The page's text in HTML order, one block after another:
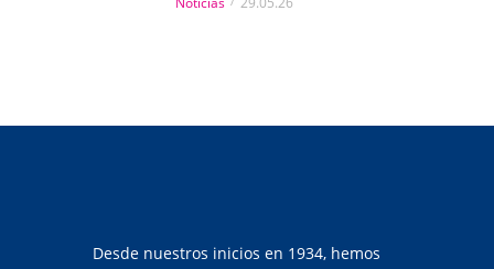
Desde nuestros inicios en 1934, hemos